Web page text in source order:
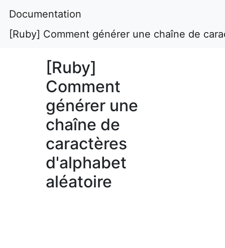
Documentation
[Ruby] Comment générer une chaîne de
[Ruby]
Comment
générer une
chaîne de
caractères
d'alphabet
aléatoire